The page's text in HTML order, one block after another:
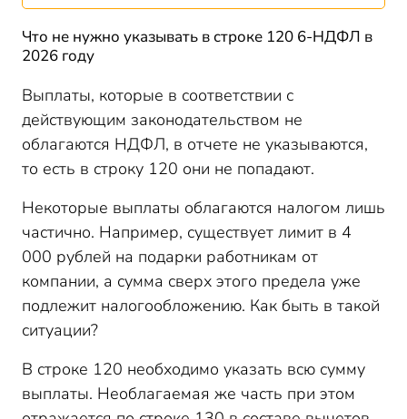
Что не нужно указывать в строке 120 6-НДФЛ в
2026 году
Выплаты, которые в соответствии с
действующим законодательством не
облагаются НДФЛ, в отчете не указываются,
то есть в строку 120 они не попадают.
Некоторые выплаты облагаются налогом лишь
частично. Например, существует лимит в 4
000 рублей на подарки работникам от
компании, а сумма сверх этого предела уже
подлежит налогообложению. Как быть в такой
ситуации?
В строке 120 необходимо указать всю сумму
выплаты. Необлагаемая же часть при этом